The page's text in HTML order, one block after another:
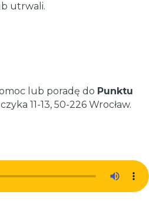
utrwali.
lub poradę do Punktu
11-13, 50-226 Wrocław.